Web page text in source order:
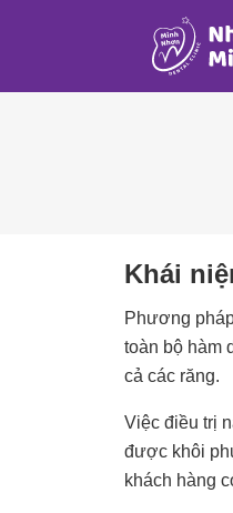
Khái
Phương
toàn bộ hàm
cả các răng.
Việc điều trị
được khôi
khách hàng